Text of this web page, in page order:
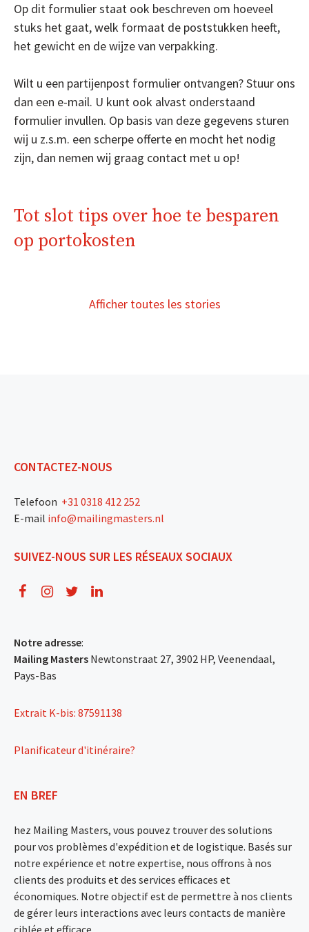
Op dit formulier staat ook beschreven om hoeveel
stuks het gaat, welk formaat de poststukken heeft,
het gewicht en de wijze van verpakking.
Wilt u een partijenpost formulier ontvangen? Stuur ons
dan een e-mail. U kunt ook alvast onderstaand
formulier invullen. Op basis van deze gegevens sturen
wij u z.s.m. een scherpe offerte en mocht het nodig
zijn, dan nemen wij graag contact met u op!
Tot slot tips over hoe te besparen
op portokosten
Afficher toutes les stories
portokosten….
CONTACTEZ-NOUS
Telefoon +31 0318 412 252
E-mail info@mailingmasters.nl
SUIVEZ-NOUS SUR LES RÉSEAUX SOCIAUX
Notre adresse:
Mailing Masters Newtonstraat 27, 3902 HP, Veenendaal,
Pays-Bas
Extrait K-bis: 87591138
Planificateur d'itinéraire?
EN BREF
hez Mailing Masters, vous pouvez trouver des solutions
pour vos problèmes d'expédition et de logistique. Basés sur
notre expérience et notre expertise, nous offrons à nos
clients des produits et des services efficaces et
économiques. Notre objectif est de permettre à nos clients
de gérer leurs interactions avec leurs contacts de manière